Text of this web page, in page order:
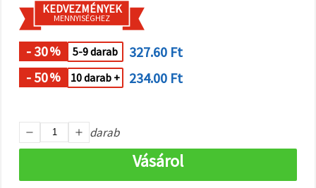
Beállításokban
megadhatja
preferenciáit
az adott
típusú sütik
kiválasztásával
"Mentés"
Fogadja
mindet
KEDVEZMÉNYEK
MENNYISÉGHEZ
- 30% 5-9 darab
327.60 Ft
- 50% 10 darab + 234.00 Ft
darab
Vásárol